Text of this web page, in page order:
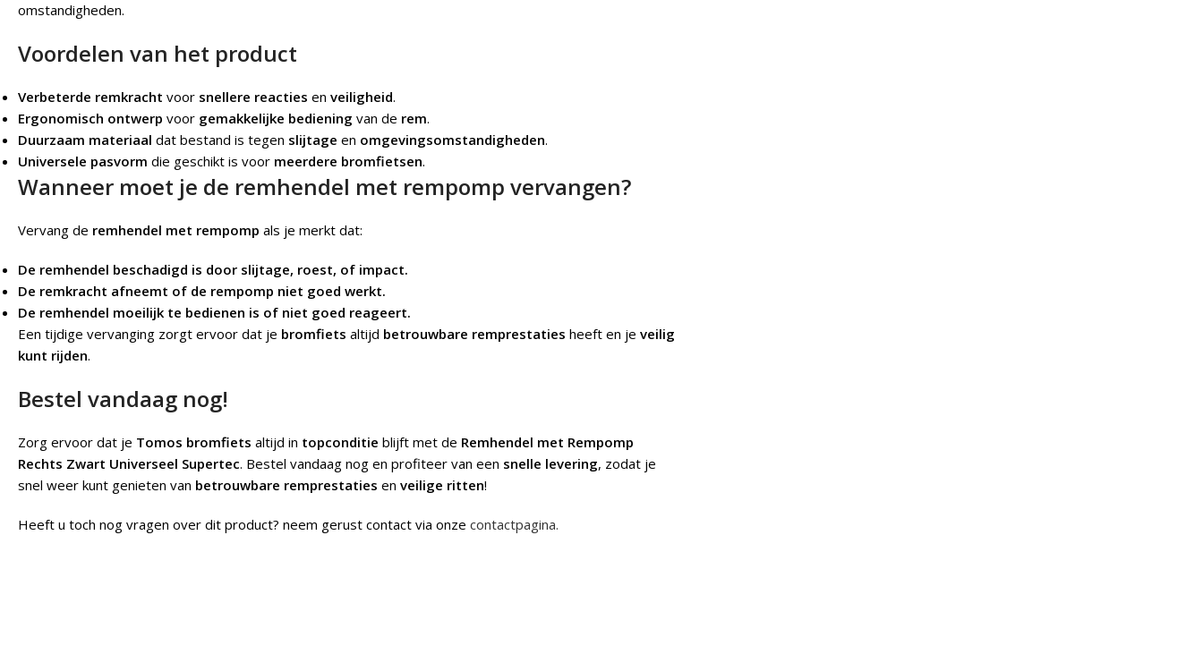
omstandigheden.
Voordelen van het product
Verbeterde remkracht voor snellere reacties en veiligheid.
Ergonomisch ontwerp voor gemakkelijke bediening van de rem.
Duurzaam materiaal dat bestand is tegen slijtage en omgevingsomstandigheden.
Universele pasvorm die geschikt is voor meerdere bromfietsen.
Wanneer moet je de remhendel met rempomp vervangen?
Vervang de remhendel met rempomp als je merkt dat:
De remhendel beschadigd is door slijtage, roest, of impact.
De remkracht afneemt of de rempomp niet goed werkt.
De remhendel moeilijk te bedienen is of niet goed reageert.
Een tijdige vervanging zorgt ervoor dat je bromfiets altijd betrouwbare remprestaties heeft en je veilig
kunt rijden.
Bestel vandaag nog!
Zorg ervoor dat je Tomos bromfiets altijd in topconditie blijft met de Remhendel met Rempomp
Rechts Zwart Universeel Supertec. Bestel vandaag nog en profiteer van een snelle levering, zodat je
snel weer kunt genieten van betrouwbare remprestaties en veilige ritten!
Heeft u toch nog vragen over dit product? neem gerust contact via onze contactpagina.